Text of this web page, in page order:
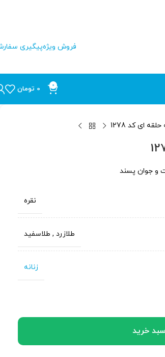
فروش ویژهپیگیری
0
0 تومان
ای کد 1278
نقره
طلازرد , طلاسفید
زنانه
خرید